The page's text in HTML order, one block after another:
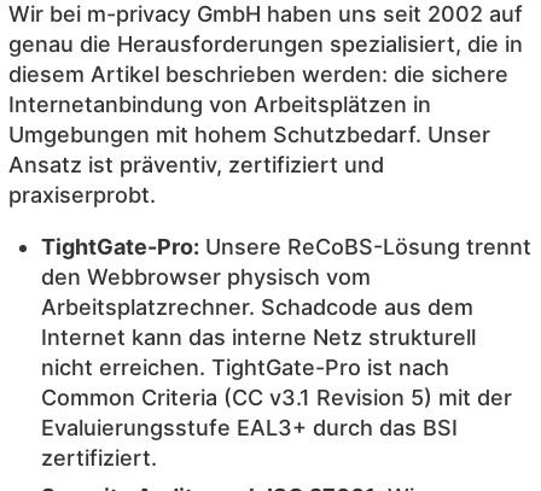
Wir bei m-privacy GmbH haben uns seit 2002 auf
genau die Herausforderungen spezialisiert, die in
diesem Artikel beschrieben werden: die sichere
Internetanbindung von Arbeitsplätzen in
Umgebungen mit hohem Schutzbedarf. Unser
Ansatz ist präventiv, zertifiziert und
praxiserprobt.
TightGate-Pro: Unsere ReCoBS-Lösung trennt
den Webbrowser physisch vom
Arbeitsplatzrechner. Schadcode aus dem
Internet kann das interne Netz strukturell
nicht erreichen. TightGate-Pro ist nach
Common Criteria (CC v3.1 Revision 5) mit der
Evaluierungsstufe EAL3+ durch das BSI
zertifiziert.